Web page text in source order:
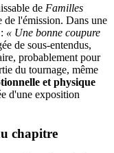
de Familles
de l'émission. Dans une
« Une bonne coupure
de sous-entendus,
probablement pour
du tournage, même
et physique
d'une exposition
chapitre